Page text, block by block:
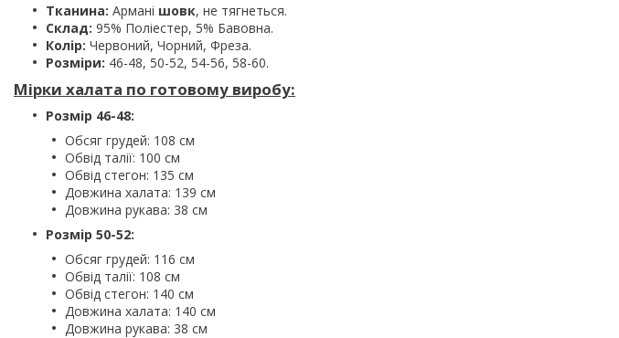
Тканина: Армані шовк, не тягнеться.
Склад: 95% Поліестер, 5% Бавовна.
Колір: Червоний, Чорний, Фреза.
Розміри: 46-48, 50-52, 54-56, 58-60.
Мірки халата по готовому виробу:
Розмір 46-48:
Обсяг грудей: 108 см
Обвід талії: 100 см
Обвід стегон: 135 см
Довжина халата: 139 см
Довжина рукава: 38 см
Розмір 50-52:
Обсяг грудей: 116 см
Обвід талії: 108 см
Обвід стегон: 140 см
Довжина халата: 140 см
Довжина рукава: 38 см